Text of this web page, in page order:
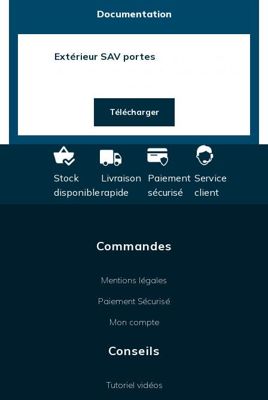
Documentation
Extérieur SAV portes
Télécharger
Stock
disponible
Livraison
rapide
Paiement
sécurisé
Service
client
Commandes
Mentions légales
Paiement Sécurisé
Mon compte
Conseils
Tutoriel vidéos